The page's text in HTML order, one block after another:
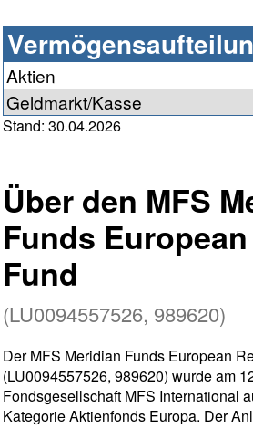
Aktien
Geldmarkt/Kasse
Stand: 30.04.2026
Über den MFS
Funds
Fund
(LU0094557526, 989620)
Der MFS Meridian Funds European
(LU0094557526, 989620) wurde am
Fondsgesellschaft MFS International
Kategorie Aktienfonds Europa. Der